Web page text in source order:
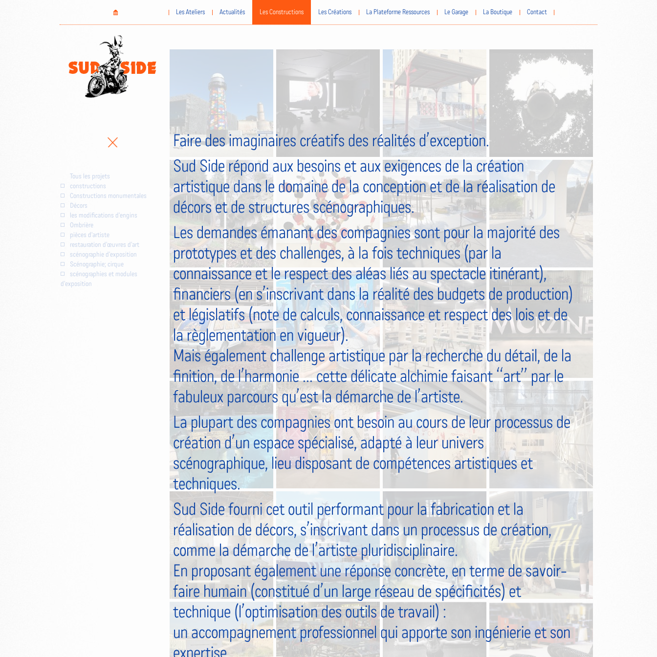
Home
Les Ateliers Actualités Les Constructions Les Créations La Plateforme Ressources Le Garage La Boutique Contact
Faire des imaginaires créatifs des réalités d’exception.
Sud Side répond aux besoins et aux exigences de la création
artistique dans le domaine de la conception et de la réalisation de
décors et de structures scénographiques.
Les demandes émanant des compagnies sont pour la majorité des
prototypes et des challenges, à la fois techniques (par la
connaissance et le respect des aléas liés au spectacle itinérant),
financiers (en s’inscrivant dans la réalité des budgets de production)
et législatifs (note de calculs, connaissance et respect des lois et de
la règlementation en vigueur).
Mais également challenge artistique par la recherche du détail, de la
finition, de l’harmonie ... cette délicate alchimie faisant “art” par le
fabuleux parcours qu’est la démarche de l’artiste.
La plupart des compagnies ont besoin au cours de leur processus de
création d’un espace spécialisé, adapté à leur univers
scénographique, lieu disposant de compétences artistiques et
techniques.
Sud Side fourni cet outil performant pour la fabrication et la
réalisation de décors, s’inscrivant dans un processus de création,
comme la démarche de l’artiste pluridisciplinaire.
En proposant également une réponse concrète, en terme de savoir-
faire humain (constitué d’un large réseau de spécificités) et
technique (l’optimisation des outils de travail) :
un accompagnement professionnel qui apporte son ingénierie et son
Tous les projets
constructions
Constructions monumentales
Décors
les modifications d'engins
Ombrière
pièces d'artiste
restauration d'œuvres d'art
scénographie d'exposition
Scénographie; cirque
scénographies et modules
d'exposition